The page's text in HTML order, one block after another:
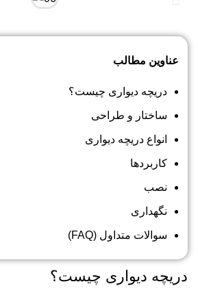
عناوین مطالب
دریچه دیواری چیست؟
ساختار و طراحی
انواع دریچه دیواری
کاربردها
نصب
نگهداری
سوالات متداول (FAQ)
دریچه دیواری چیست؟